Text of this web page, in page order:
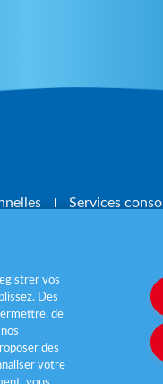
Services
légumes par
vos
Des
de
des
votre